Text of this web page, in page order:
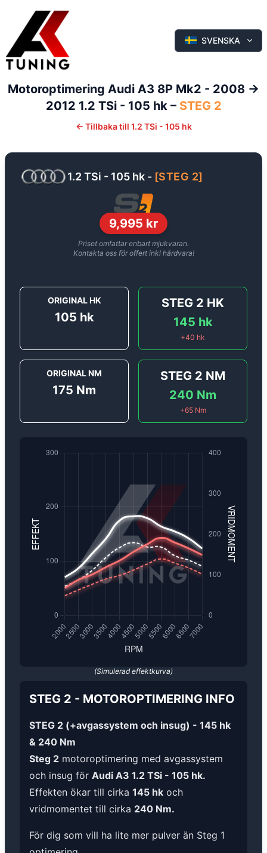
SVENSKA
Motoroptimering Audi A3 8P Mk2 - 2008 ->
2012 1.2 TSi - 105 hk– STEG 2
← Tillbaka till 1.2 TSi - 105 hk
1.2 TSi - 105 hk - [STEG 2]
9,995 kr
Priset omfattar enbart mjukvaran.
Kontakta oss för offert inkl hårdvara!
ORIGINAL HK
105 hk
STEG 2 HK
145 hk
+40 hk
ORIGINAL NM
175 Nm
STEG 2 NM
240 Nm
+65Nm
(Simulerad effektkurva)
STEG 2 - MOTOROPTIMERING INFO
STEG 2 (+avgassystem och insug) - 145 hk
& 240 Nm
Steg 2 motoroptimering med avgassystem
och insug för Audi A3 1.2 TSi - 105 hk.
Effekten ökar till cirka 145 hk och
vridmomentet till cirka 240 Nm.
För dig som vill ha lite mer pulver än Steg 1